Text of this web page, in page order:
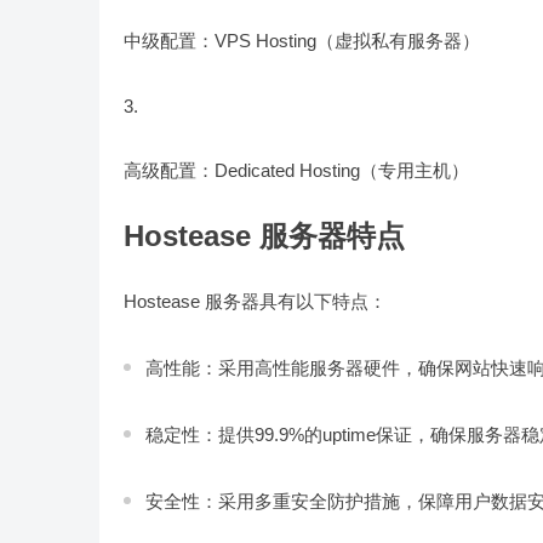
中级配置：VPS Hosting（虚拟私有服务器）
高级配置：Dedicated Hosting（专用主机）
Hostease 服务器特点
Hostease 服务器具有以下特点：
高性能：采用高性能服务器硬件，确保网站快速
稳定性：提供99.9%的uptime保证，确保服务器
安全性：采用多重安全防护措施，保障用户数据